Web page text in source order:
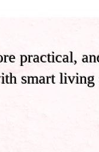
practical,
smart